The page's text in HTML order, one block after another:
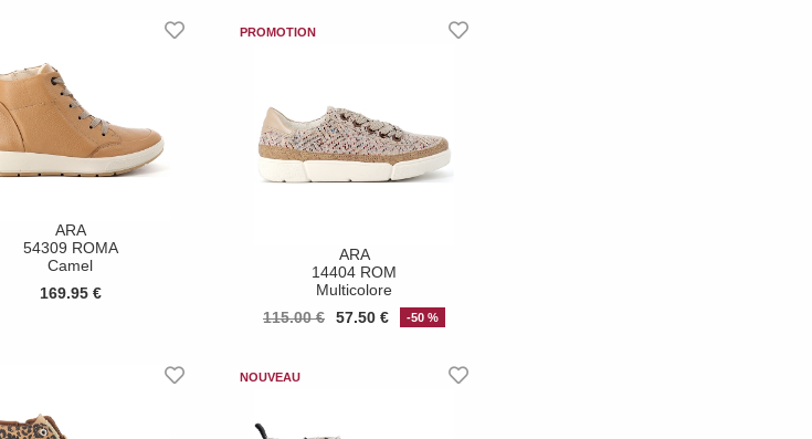
ARA
54309 ROMA
Camel
169.95 €
ARA
14404 ROM
Multicolore
115.00 €
57.50 € -50 %